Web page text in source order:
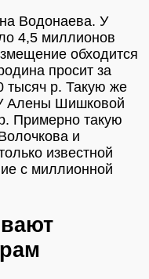
Водонаева. У
4,5 миллионов
обходится
просит за
тысяч р. Такую же
Алены Шишковой
Примерно такую
и
известной
с миллионной